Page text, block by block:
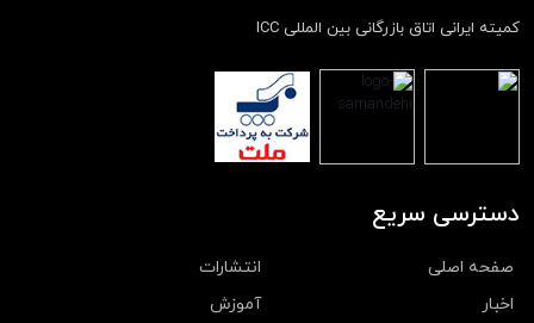
کمیته ایرانی اتاق بازرگانی بین المللی ICC
دسترسی سریع
صفحه اصلی
انتشارات
اخبار
آموزش